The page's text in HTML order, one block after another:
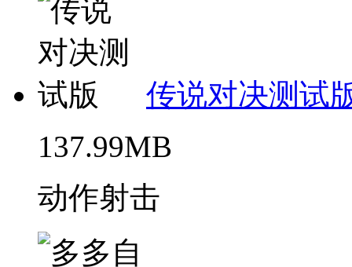
传说对决测试
137.99MB
动作射击